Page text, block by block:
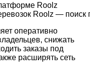
Roolz — поиск
оперативно
снижать
заказы под
расширять сеть